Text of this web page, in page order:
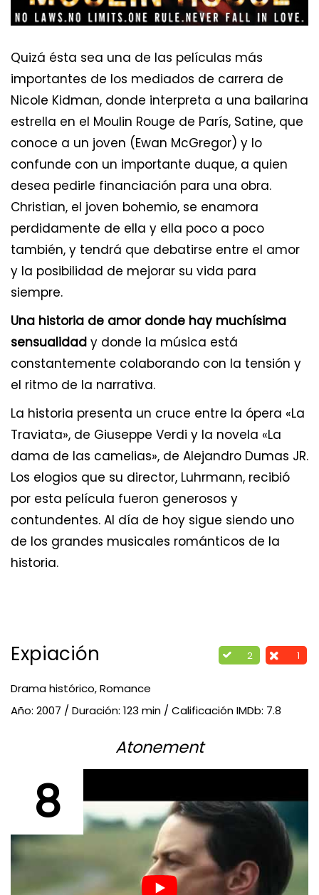
Quizá ésta sea una de las películas más
importantes de los mediados de carrera de
Nicole Kidman, donde interpreta a una bailarina
estrella en el Moulin Rouge de París, Satine, que
conoce a un joven (Ewan McGregor) y lo
confunde con un importante duque, a quien
desea pedirle financiación para una obra.
Christian, el joven bohemio, se enamora
perdidamente de ella y ella poco a poco
también, y tendrá que debatirse entre el amor
y la posibilidad de mejorar su vida para
siempre.
Una historia de amor donde hay muchísima
sensualidad y donde la música está
constantemente colaborando con la tensión y
el ritmo de la narrativa.
La historia presenta un cruce entre la ópera «La
Traviata», de Giuseppe Verdi y la novela «La
dama de las camelias», de Alejandro Dumas JR.
Los elogios que su director, Luhrmann, recibió
por esta película fueron generosos y
contundentes. Al día de hoy sigue siendo uno
de los grandes musicales románticos de la
historia.
2 1
Expiación
Drama histórico, Romance
Año: 2007 / Duración: 123 min / Calificación IMDb: 7.8
Atonement
8